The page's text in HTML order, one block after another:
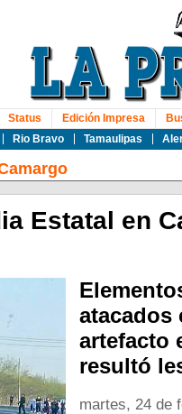
Rio Bravo Tamaulipas
Status Edición Impresa
Estatal en
atacados
artefacto
resultó
martes, 24 de